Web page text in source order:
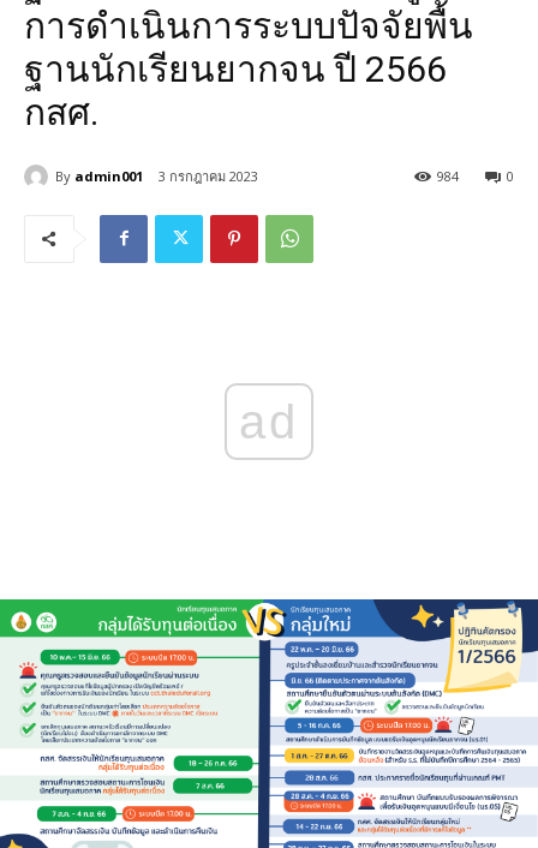
การดำเนินการระบบปัจจัยพื้น
ฐานนักเรียนยากจน ปี 2566
กสศ.
By admin001 3 กรกฎาคม 2023 0
984
ad